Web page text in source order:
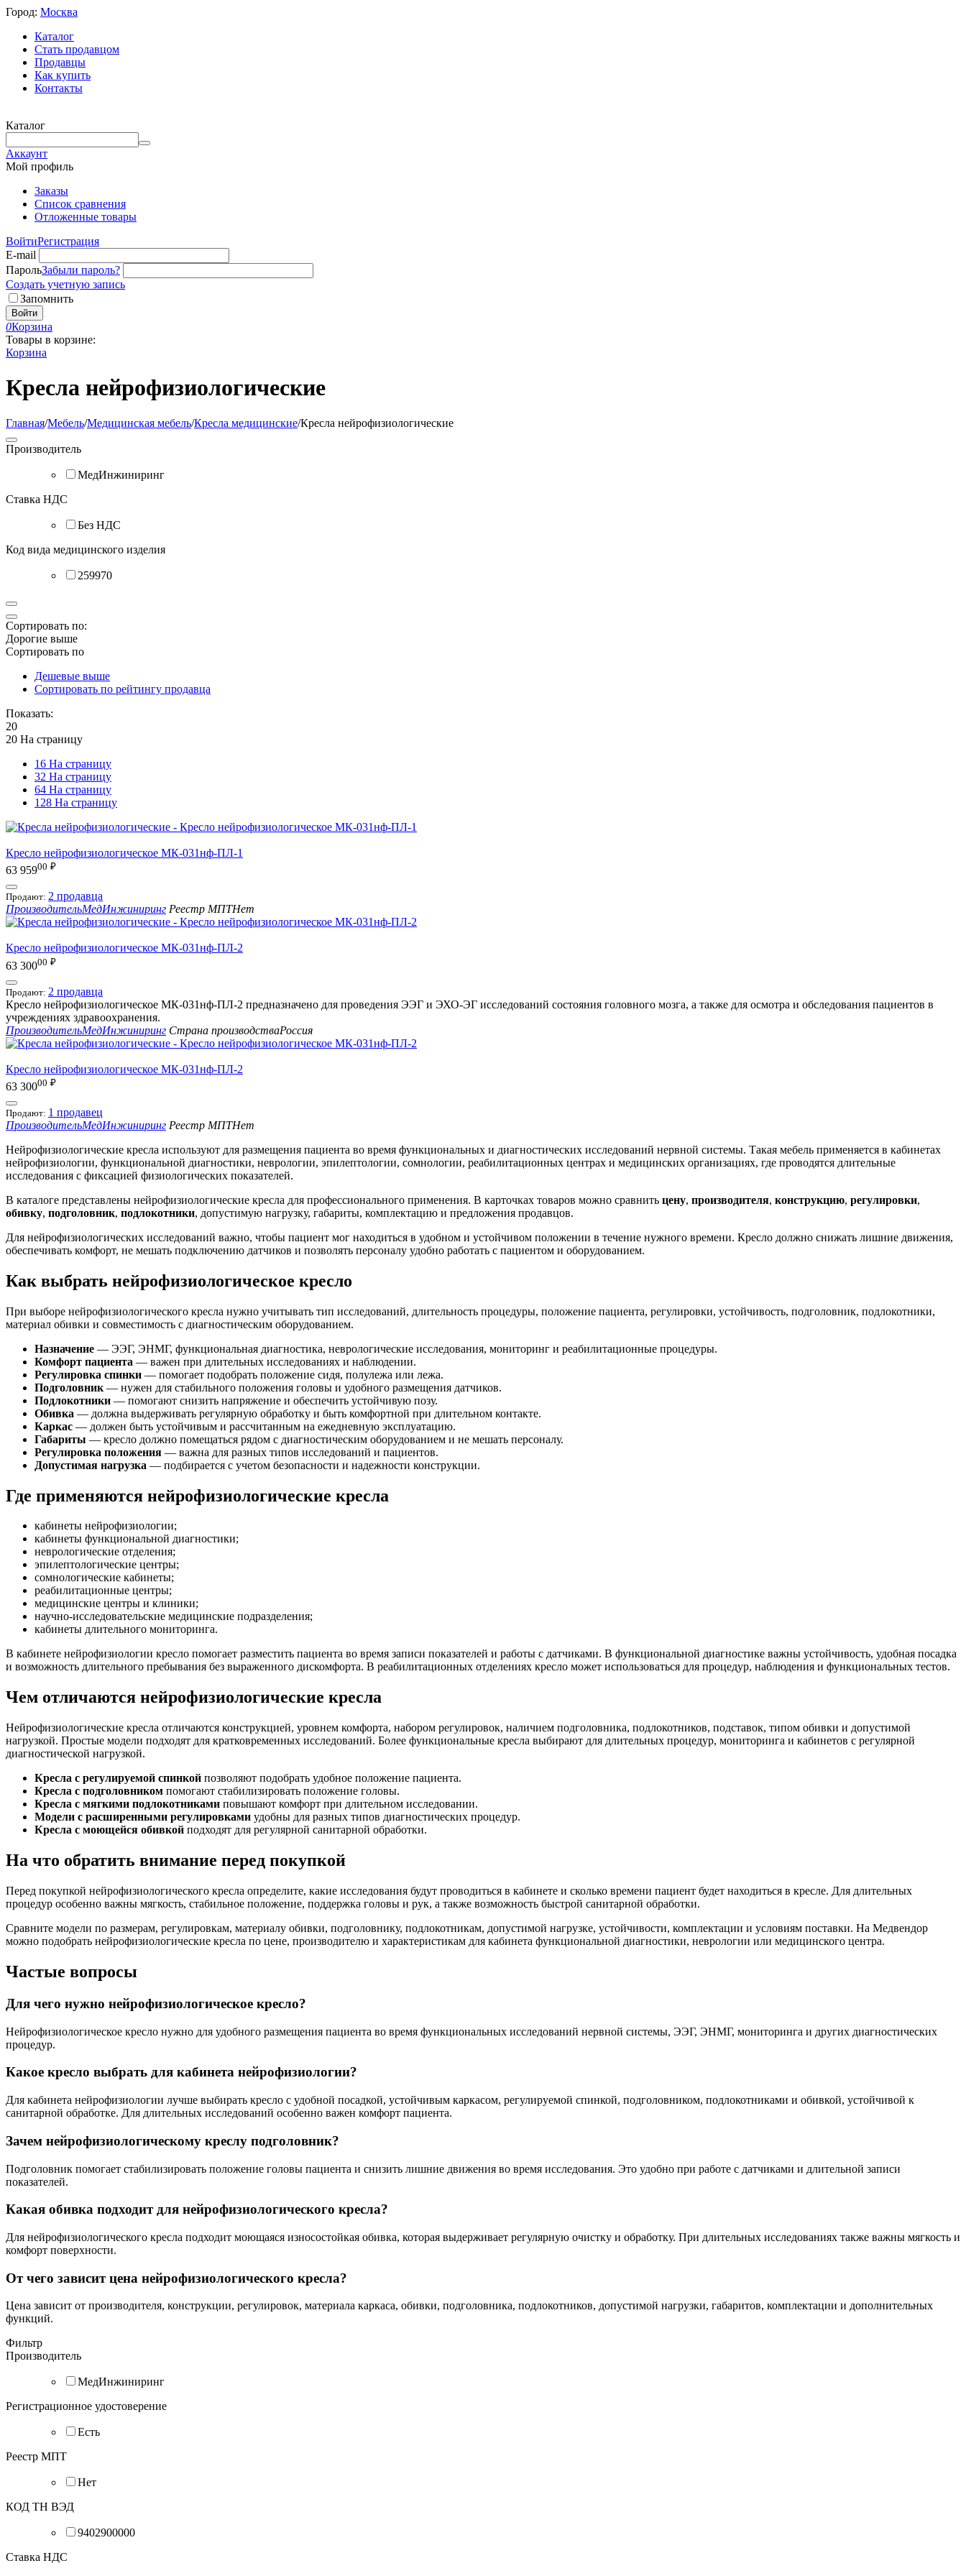
Город: Москва
Каталог
Стать продавцом
Продавцы
Как купить
Контакты
Каталог
Аккаунт
Мой профиль
Заказы
Список сравнения
Отложенные товары
ВойтиРегистрация
E-mail
ПарольЗабыли пароль?
Создать учетную запись
Запомнить
Войти
0Корзина
Товары в корзине:
Корзина
Кресла нейрофизиологические
Главная/Мебель/Медицинская мебель/Кресла медицинские/Кресла нейрофизиологические
Производитель
МедИнжиниринг
Ставка НДС
Без НДС
Код вида медицинского изделия
259970
Сортировать по:
Дорогие выше
Сортировать по
Дешевые выше
Сортировать по рейтингу продавца
Показать:
20
20 На страницу
16 На страницу
32 На страницу
64 На страницу
128 На страницу
Кресло нейрофизиологическое МК-031нф-ПЛ-1
63 95900 ₽
Продают: 2 продавца
ПроизводительМедИнжиниринг Реестр МПТНет
Кресло нейрофизиологическое МК-031нф-ПЛ-2
63 30000 ₽
Продают: 2 продавца
Кресло нейрофизиологическое МК-031нф-ПЛ-2 предназначено для проведения ЭЭГ и ЭХО-ЭГ исследований состояния головного мозга, а также для осмотра и обследования пациентов в
учреждениях здравоохранения.
ПроизводительМедИнжиниринг Страна производстваРоссия
Кресло нейрофизиологическое МК-031нф-ПЛ-2
63 30000 ₽
Продают: 1 продавец
ПроизводительМедИнжиниринг Реестр МПТНет
Нейрофизиологические кресла используют для размещения пациента во время функциональных и диагностических исследований нервной системы. Такая мебель применяется в кабинетах
нейрофизиологии, функциональной диагностики, неврологии, эпилептологии, сомнологии, реабилитационных центрах и медицинских организациях, где проводятся длительные
исследования с фиксацией физиологических показателей.
В каталоге представлены нейрофизиологические кресла для профессионального применения. В карточках товаров можно сравнить цену, производителя, конструкцию, регулировки,
обивку, подголовник, подлокотники, допустимую нагрузку, габариты, комплектацию и предложения продавцов.
Для нейрофизиологических исследований важно, чтобы пациент мог находиться в удобном и устойчивом положении в течение нужного времени. Кресло должно снижать лишние движения,
обеспечивать комфорт, не мешать подключению датчиков и позволять персоналу удобно работать с пациентом и оборудованием.
Как выбрать нейрофизиологическое кресло
При выборе нейрофизиологического кресла нужно учитывать тип исследований, длительность процедуры, положение пациента, регулировки, устойчивость, подголовник, подлокотники,
материал обивки и совместимость с диагностическим оборудованием.
Назначение — ЭЭГ, ЭНМГ, функциональная диагностика, неврологические исследования, мониторинг и реабилитационные процедуры.
Комфорт пациента — важен при длительных исследованиях и наблюдении.
Регулировка спинки — помогает подобрать положение сидя, полулежа или лежа.
Подголовник — нужен для стабильного положения головы и удобного размещения датчиков.
Подлокотники — помогают снизить напряжение и обеспечить устойчивую позу.
Обивка — должна выдерживать регулярную обработку и быть комфортной при длительном контакте.
Каркас — должен быть устойчивым и рассчитанным на ежедневную эксплуатацию.
Габариты — кресло должно помещаться рядом с диагностическим оборудованием и не мешать персоналу.
Регулировка положения — важна для разных типов исследований и пациентов.
Допустимая нагрузка — подбирается с учетом безопасности и надежности конструкции.
Где применяются нейрофизиологические кресла
кабинеты нейрофизиологии;
кабинеты функциональной диагностики;
неврологические отделения;
эпилептологические центры;
сомнологические кабинеты;
реабилитационные центры;
медицинские центры и клиники;
научно-исследовательские медицинские подразделения;
кабинеты длительного мониторинга.
В кабинете нейрофизиологии кресло помогает разместить пациента во время записи показателей и работы с датчиками. В функциональной диагностике важны устойчивость, удобная посадка
и возможность длительного пребывания без выраженного дискомфорта. В реабилитационных отделениях кресло может использоваться для процедур, наблюдения и функциональных тестов.
Чем отличаются нейрофизиологические кресла
Нейрофизиологические кресла отличаются конструкцией, уровнем комфорта, набором регулировок, наличием подголовника, подлокотников, подставок, типом обивки и допустимой
нагрузкой. Простые модели подходят для кратковременных исследований. Более функциональные кресла выбирают для длительных процедур, мониторинга и кабинетов с регулярной
диагностической нагрузкой.
Кресла с регулируемой спинкой позволяют подобрать удобное положение пациента.
Кресла с подголовником помогают стабилизировать положение головы.
Кресла с мягкими подлокотниками повышают комфорт при длительном исследовании.
Модели с расширенными регулировками удобны для разных типов диагностических процедур.
Кресла с моющейся обивкой подходят для регулярной санитарной обработки.
На что обратить внимание перед покупкой
Перед покупкой нейрофизиологического кресла определите, какие исследования будут проводиться в кабинете и сколько времени пациент будет находиться в кресле. Для длительных
процедур особенно важны мягкость, стабильное положение, поддержка головы и рук, а также возможность быстрой санитарной обработки.
Сравните модели по размерам, регулировкам, материалу обивки, подголовнику, подлокотникам, допустимой нагрузке, устойчивости, комплектации и условиям поставки. На Медвендор
можно подобрать нейрофизиологические кресла по цене, производителю и характеристикам для кабинета функциональной диагностики, неврологии или медицинского центра.
Частые вопросы
Для чего нужно нейрофизиологическое кресло?
Нейрофизиологическое кресло нужно для удобного размещения пациента во время функциональных исследований нервной системы, ЭЭГ, ЭНМГ, мониторинга и других диагностических
процедур.
Какое кресло выбрать для кабинета нейрофизиологии?
Для кабинета нейрофизиологии лучше выбирать кресло с удобной посадкой, устойчивым каркасом, регулируемой спинкой, подголовником, подлокотниками и обивкой, устойчивой к
санитарной обработке. Для длительных исследований особенно важен комфорт пациента.
Зачем нейрофизиологическому креслу подголовник?
Подголовник помогает стабилизировать положение головы пациента и снизить лишние движения во время исследования. Это удобно при работе с датчиками и длительной записи
показателей.
Какая обивка подходит для нейрофизиологического кресла?
Для нейрофизиологического кресла подходит моющаяся износостойкая обивка, которая выдерживает регулярную очистку и обработку. При длительных исследованиях также важны мягкость и
комфорт поверхности.
От чего зависит цена нейрофизиологического кресла?
Цена зависит от производителя, конструкции, регулировок, материала каркаса, обивки, подголовника, подлокотников, допустимой нагрузки, габаритов, комплектации и дополнительных
функций.
Фильтр
Производитель
МедИнжиниринг
Регистрационное удостоверение
Есть
Реестр МПТ
Нет
КОД ТН ВЭД
9402900000
Ставка НДС